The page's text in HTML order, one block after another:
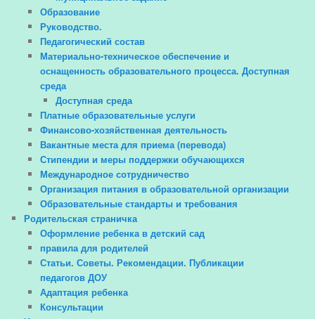
Образование
Руководство.
Педагогический состав
Материально-техническое обеспечение и
оснащенность образовательного процесса. Доступная
среда
Доступная среда
Платные образовательные услуги
Финансово-хозяйственная деятельность
Вакантные места для приема (перевода)
Стипендии и меры поддержки обучающихся
Международное сотрудничество
Организация питания в образовательной организации
Образовательные стандарты и требования
Родительская страничка
Оформление ребенка в детский сад
правила для родителей
Статьи. Советы. Рекомендации. Публикации
педагогов ДОУ
Адаптация ребенка
Консультации